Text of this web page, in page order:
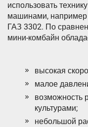
использовать
машинами, например
ГАЗ 3302. По
мини-комбайн
высокая
малое
возможность
культурами;
небольшой